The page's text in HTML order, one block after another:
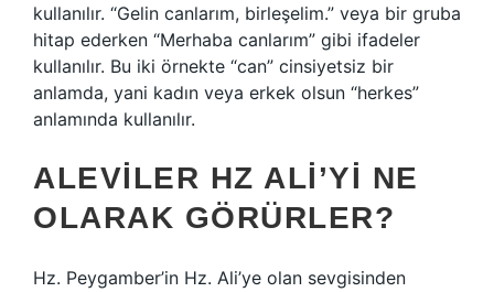
kullanılır. “Gelin canlarım, birleşelim.” veya bir gruba
hitap ederken “Merhaba canlarım” gibi ifadeler
kullanılır. Bu iki örnekte “can” cinsiyetsiz bir
anlamda, yani kadın veya erkek olsun “herkes”
anlamında kullanılır.
ALEVILER HZ ALI’YI NE
OLARAK GÖRÜRLER?
Hz. Peygamber’in Hz. Ali’ye olan sevgisinden